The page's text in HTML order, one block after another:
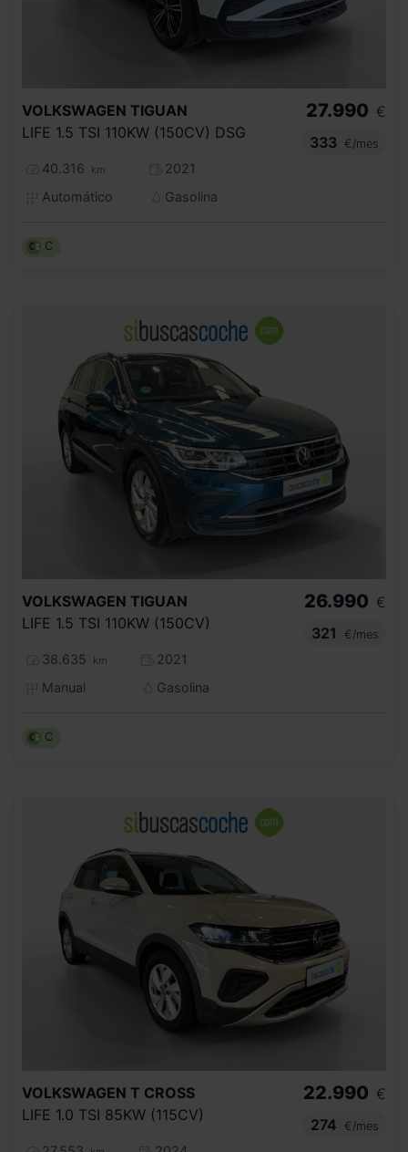
VOLKSWAGEN TIGUAN
LIFE 1.5 TSI 110KW (150CV) DSG
40.316 km
2021
Automático
Gasolina
27.990 €
333
€/mes
C
VOLKSWAGEN TIGUAN
LIFE 1.5 TSI 110KW (150CV)
38.635 km
2021
Manual
Gasolina
26.990 €
321
€/mes
C
VOLKSWAGEN T CROSS
LIFE 1.0 TSI 85KW (115CV)
22.990 €
274
€/mes